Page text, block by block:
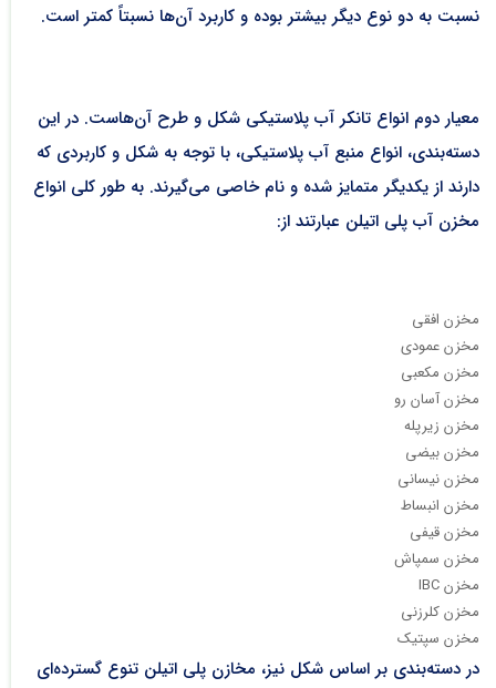
نسبت به دو نوع دیگر بیشتر بوده و کاربرد آن‌ها نسبتاً کمتر است.
معیار دوم انواع تانکر آب پلاستیکی شکل و طرح آن‌هاست. در این
دسته‌بندی، انواع منبع آب پلاستیکی، با توجه به شکل و کاربردی که
دارند از یکدیگر متمایز شده و نام خاصی می‌گیرند. به طور کلی انواع
مخزن آب پلی اتیلن عبارتند از:
مخزن افقی
مخزن عمودی
مخزن مکعبی
مخزن آسان رو
مخزن زیرپله
مخزن بیضی
مخزن نیسانی
مخزن انبساط
مخزن قیفی
مخزن سمپاش
مخزن IBC
مخزن کلرزنی
مخزن سپتیک
در دسته‌بندی بر اساس شکل نیز، مخازن پلی اتیلن تنوع گسترده‌ای